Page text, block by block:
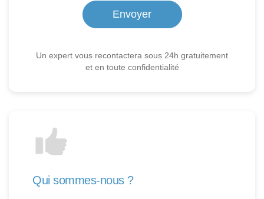
Un expert vous recontactera sous 24h gratuitement
et en toute confidentialité
Qui sommes-nous ?